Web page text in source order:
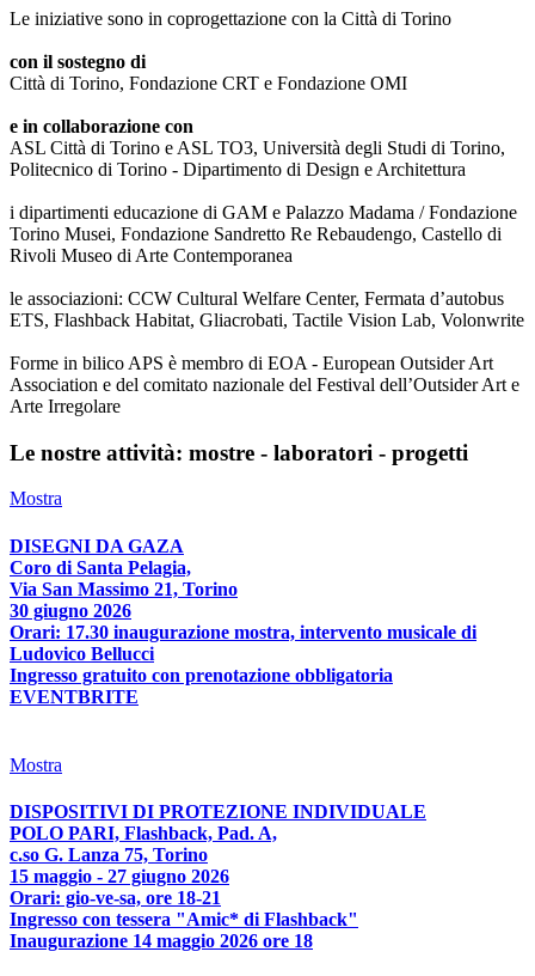
Le iniziative sono in coprogettazione con la Città di Torino
con il sostegno di
Città di Torino, Fondazione CRT e Fondazione OMI
e in collaborazione con
ASL Città di Torino e ASL TO3, Università degli Studi di Torino,
Politecnico di Torino - Dipartimento di Design e Architettura
i dipartimenti educazione di GAM e Palazzo Madama / Fondazione
Torino Musei, Fondazione Sandretto Re Rebaudengo, Castello di
Rivoli Museo di Arte Contemporanea
le associazioni: CCW Cultural Welfare Center, Fermata d’autobus
ETS, Flashback Habitat, Gliacrobati, Tactile Vision Lab, Volonwrite
Forme in bilico APS è membro di EOA - European Outsider Art
Association e del comitato nazionale del Festival dell’Outsider Art e
Arte Irregolare
Le nostre attività: mostre - laboratori - progetti
Mostra
DISEGNI DA GAZA
Coro di Santa Pelagia,
Via San Massimo 21, Torino
30 giugno 2026
Orari: 17.30 inaugurazione mostra, intervento musicale di
Ludovico Bellucci
Ingresso gratuito con prenotazione obbligatoria
EVENTBRITE
Mostra
DISPOSITIVI DI PROTEZIONE INDIVIDUALE
POLO PARI, Flashback, Pad. A,
c.so G. Lanza 75, Torino
15 maggio - 27 giugno 2026
Orari: gio-ve-sa, ore 18-21
Ingresso con tessera "Amic* di Flashback"
Inaugurazione 14 maggio 2026 ore 18